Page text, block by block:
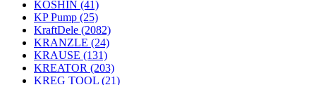
KOSHIN (41)
KP Pump (25)
KraftDele (2082)
KRANZLE (24)
KRAUSE (131)
KREATOR (203)
KREG TOOL (21)